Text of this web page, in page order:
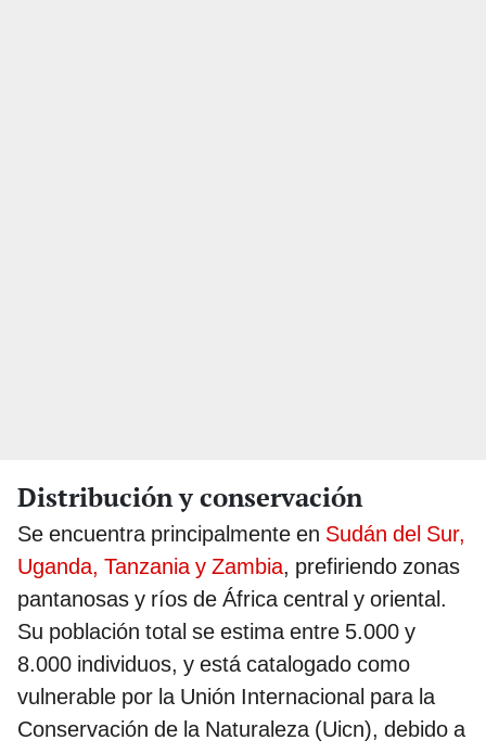
Distribución y conservación
Se encuentra principalmente en Sudán del Sur,
Uganda, Tanzania y Zambia, prefiriendo zonas
pantanosas y ríos de África central y oriental.
Su población total se estima entre 5.000 y
8.000 individuos, y está catalogado como
vulnerable por la Unión Internacional para la
Conservación de la Naturaleza (Uicn), debido a